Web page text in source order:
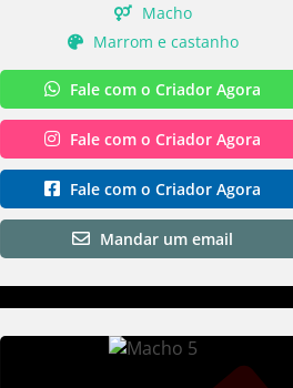
Macho
Marrom e castanho
Fale com o Criador Agora
Fale com o Criador Agora
Fale com o Criador Agora
Mandar um email